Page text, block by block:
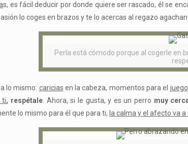
s, es fácil deducir por donde quiere ser rascado, él se
lo coges en brazos y te lo acercas al regazo
Perla está cómodo porque al cogerle en
lo mismo: caricias en la cabeza, momentos para el juego
ti, respétale . Ahora, si le gusta, y es un perro muy
lo mismo para él que para ti, la calma y el afecto va